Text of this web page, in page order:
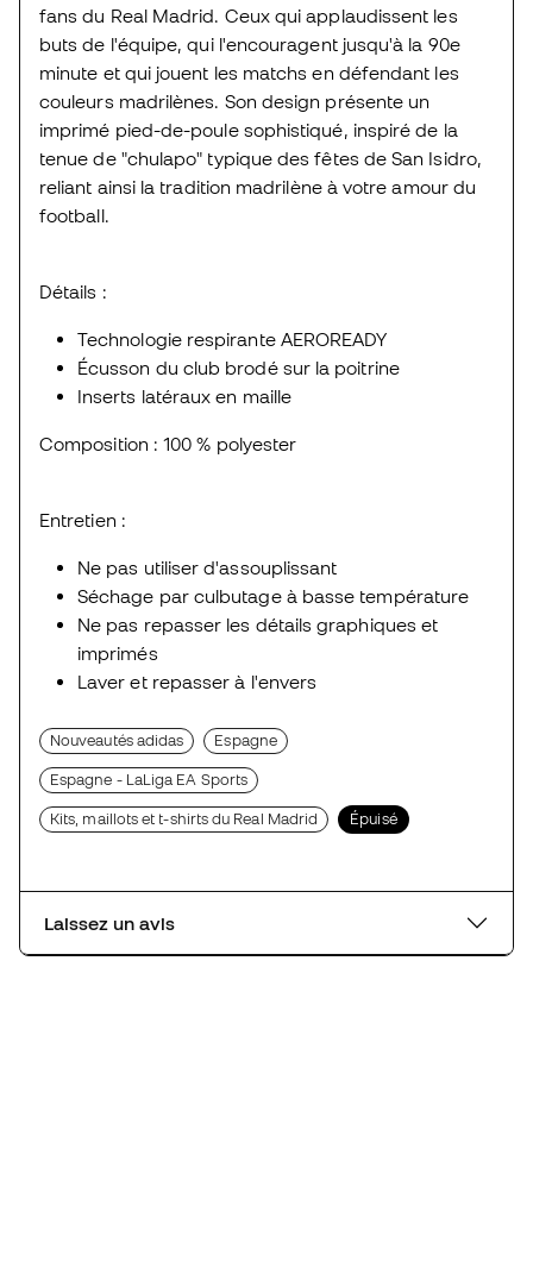
fans du Real Madrid. Ceux qui applaudissent les
buts de l'équipe, qui l'encouragent jusqu'à la 90e
minute et qui jouent les matchs en défendant les
couleurs madrilènes. Son design présente un
imprimé pied-de-poule sophistiqué, inspiré de la
tenue de "chulapo" typique des fêtes de San Isidro,
reliant ainsi la tradition madrilène à votre amour du
football.
Détails :
Technologie respirante AEROREADY
Écusson du club brodé sur la poitrine
Inserts latéraux en maille
Composition : 100 % polyester
Entretien :
Ne pas utiliser d'assouplissant
Séchage par culbutage à basse température
Ne pas repasser les détails graphiques et
imprimés
Laver et repasser à l'envers
Nouveautés adidas Espagne
Espagne - LaLiga EA Sports
Kits, maillots et t-shirts du Real Madrid Épuisé
Laissez un avis